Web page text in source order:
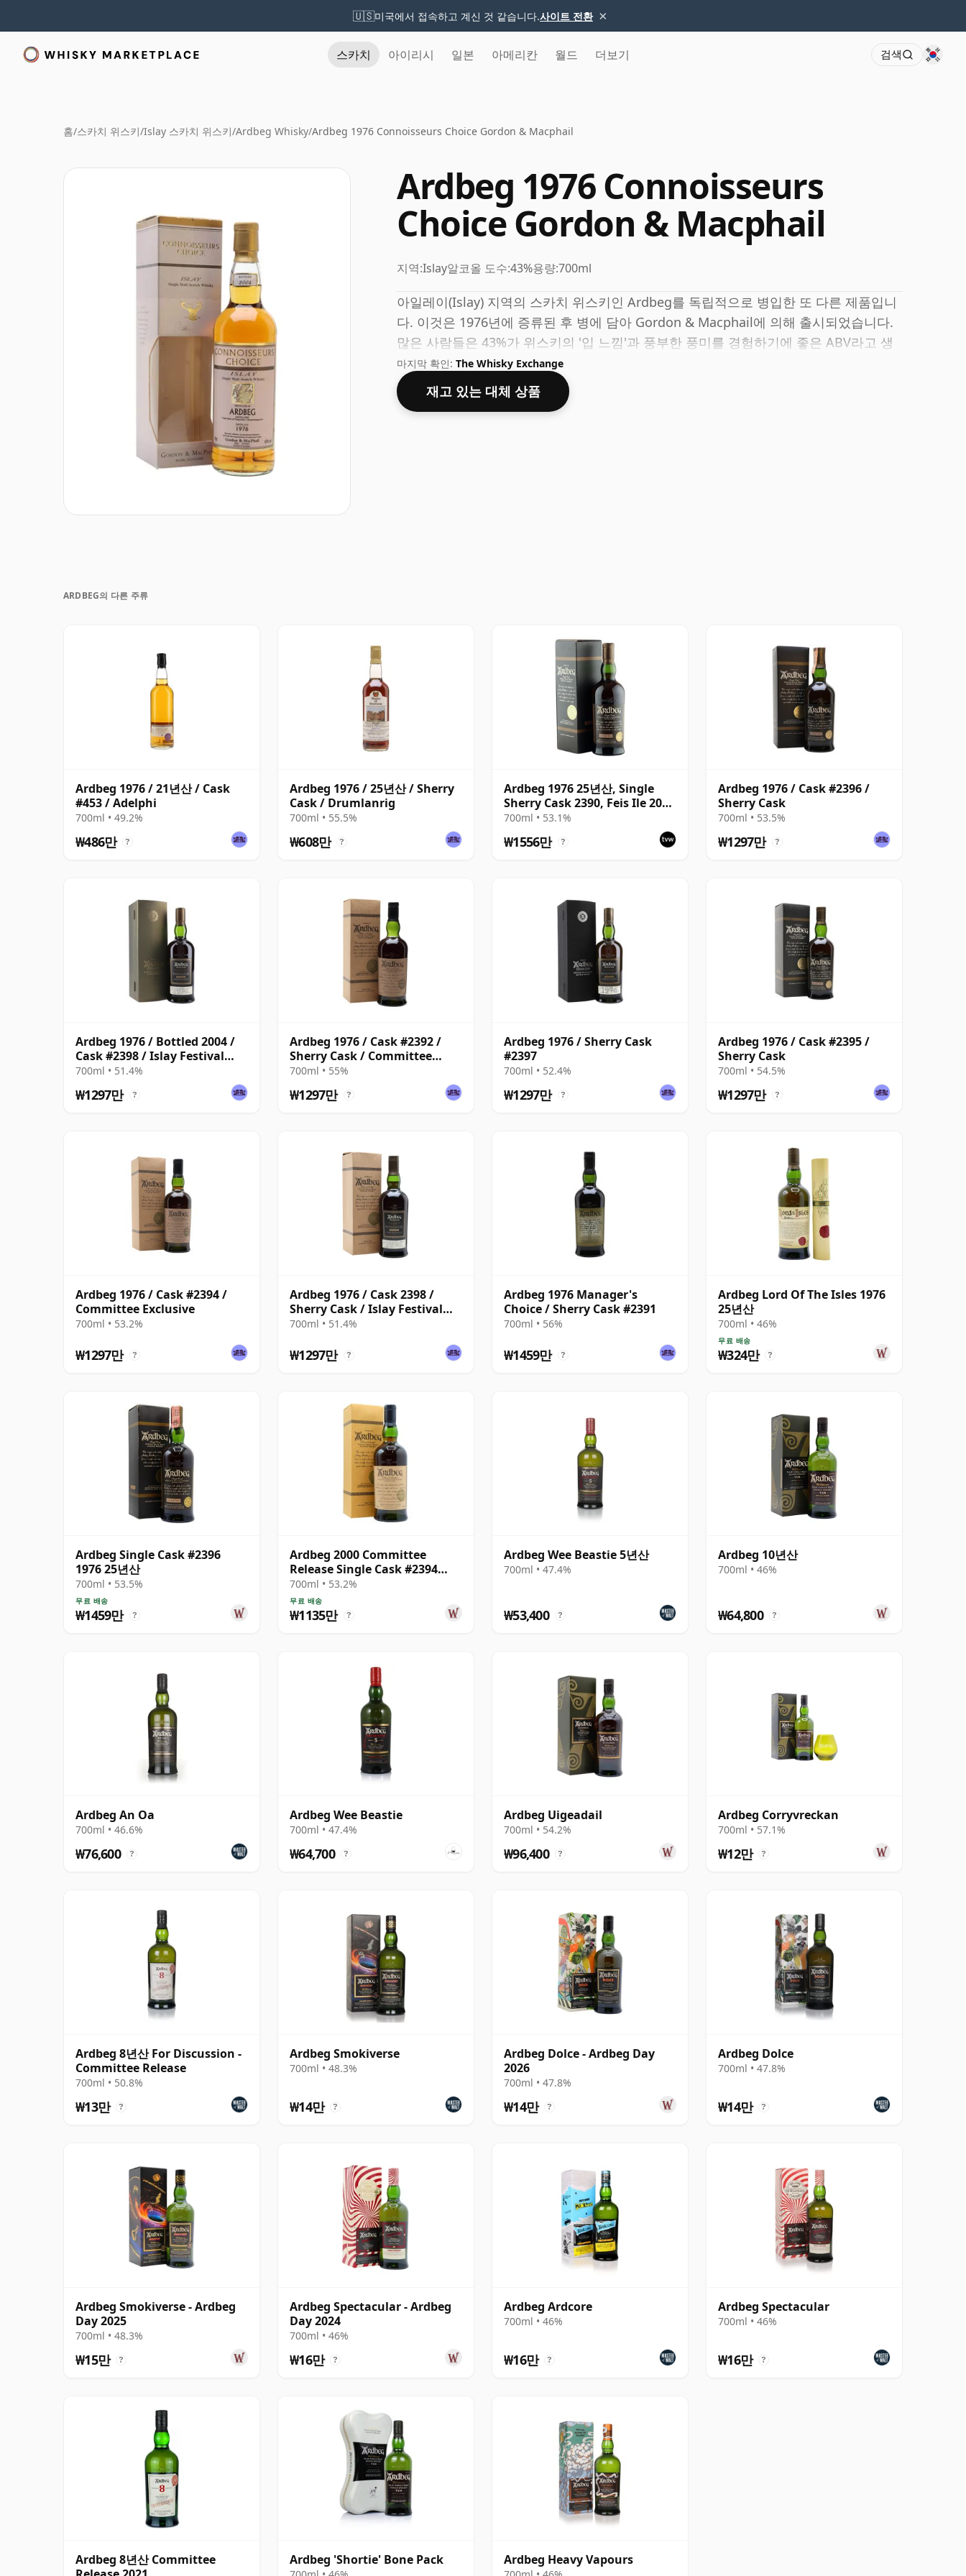
🇺🇸미국에서 접속하고 계신 것 같습니다.사이트 전환 ×
스카치 아이리시 일본 아메리칸 월드 더보기 검색
홈/스카치 위스키/Islay 스카치 위스키/Ardbeg Whisky/Ardbeg 1976 Connoisseurs Choice Gordon & Macphail
Ardbeg 1976 Connoisseurs
Choice Gordon & Macphail
지역:Islay알코올 도수:43%용량:700ml
아일레이(Islay) 지역의 스카치 위스키인 Ardbeg를 독립적으로 병입한 또 다른 제품입니
다. 이것은 1976년에 증류된 후 병에 담아 Gordon & Macphail에 의해 출시되었습니다.
많은 사람들은 43%가 위스키의 '입 느낌'과 풍부한 풍미를 경험하기에 좋은 ABV라고 생
각합니다.
마지막 확인: The Whisky Exchange
재고 있는 대체 상품
ARDBEG의 다른 주류
Ardbeg 1976 / 21년산 / Cask
#453 / Adelphi
700ml • 49.2%
₩486만 ?
Ardbeg 1976 / 25년산 / Sherry
Cask / Drumlanrig
700ml • 55.5%
₩608만 ?
Ardbeg 1976 25년산, Single
Sherry Cask 2390, Feis Ile 2002
Bottling with Box
700ml • 53.1%
₩1556만 ?
Ardbeg 1976 / Cask #2396 /
Sherry Cask
700ml • 53.5%
₩1297만 ?
Ardbeg 1976 / Bottled 2004 /
Cask #2398 / Islay Festival
2004
700ml • 51.4%
₩1297만 ?
Ardbeg 1976 / Cask #2392 /
Sherry Cask / Committee
Reserve
700ml • 55%
₩1297만 ?
Ardbeg 1976 / Sherry Cask
#2397
700ml • 52.4%
₩1297만 ?
Ardbeg 1976 / Cask #2395 /
Sherry Cask
700ml • 54.5%
₩1297만 ?
Ardbeg 1976 / Cask #2394 /
Committee Exclusive
700ml • 53.2%
₩1297만 ?
Ardbeg 1976 / Cask 2398 /
Sherry Cask / Islay Festival
2004
700ml • 51.4%
₩1297만 ?
Ardbeg 1976 Manager's
Choice / Sherry Cask #2391
700ml • 56%
₩1459만 ?
Ardbeg Lord Of The Isles 1976
25년산
700ml • 46%
무료 배송
₩324만 ?
Ardbeg Single Cask #2396
1976 25년산
700ml • 53.5%
무료 배송
₩1459만 ?
Ardbeg 2000 Committee
Release Single Cask #2394
1976 23년산
700ml • 53.2%
무료 배송
₩1135만 ?
Ardbeg Wee Beastie 5년산
700ml • 47.4%
₩53,400 ?
Ardbeg 10년산
700ml • 46%
₩64,800 ?
Ardbeg An Oa
700ml • 46.6%
₩76,600 ?
Ardbeg Wee Beastie
700ml • 47.4%
₩64,700 ?
Ardbeg Uigeadail
700ml • 54.2%
₩96,400 ?
Ardbeg Corryvreckan
700ml • 57.1%
₩12만 ?
Ardbeg 8년산 For Discussion -
Committee Release
700ml • 50.8%
₩13만 ?
Ardbeg Smokiverse
700ml • 48.3%
₩14만 ?
Ardbeg Dolce - Ardbeg Day
2026
700ml • 47.8%
₩14만 ?
Ardbeg Dolce
700ml • 47.8%
₩14만 ?
Ardbeg Smokiverse - Ardbeg
Day 2025
700ml • 48.3%
₩15만 ?
Ardbeg Spectacular - Ardbeg
Day 2024
700ml • 46%
₩16만 ?
Ardbeg Ardcore
700ml • 46%
₩16만 ?
Ardbeg Spectacular
700ml • 46%
₩16만 ?
Ardbeg 8년산 Committee
Ardbeg 'Shortie' Bone Pack Ardbeg Heavy Vapours